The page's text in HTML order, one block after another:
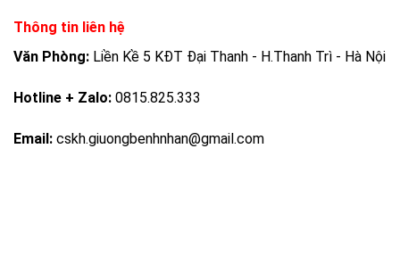
Thông tin liên hệ
Văn Phòng: Liền Kề 5 KĐT Đại Thanh - H.Thanh Trì - Hà Nội
Hotline + Zalo: 0815.825.333
Email: cskh.giuongbenhnhan@gmail.com